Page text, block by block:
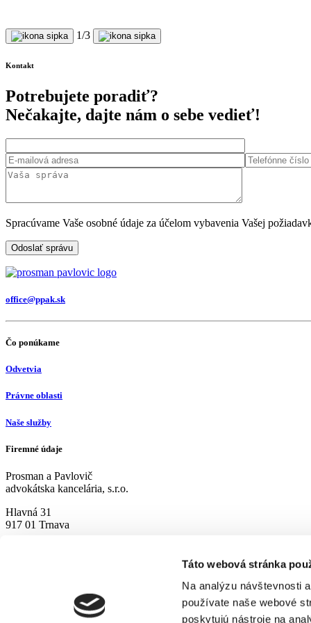
Táto webová stránka
Na analýzu návštevnosti
používate naše webové
poskytujú nástroje na
1/3
Kontakt
Potrebujete poradiť?
Nečakajte, dajte nám o sebe vedieť!
Spracúvame Vaše osobné údaje za účelom vybavenia Vašej
Odoslať správu
office@ppak.sk
Čo ponúkame
Odvetvia
Právne oblasti
Naše služby
Firemné údaje
Prosman a Pavlovič
advokátska kancelária, s.r.o.
Hlavná 31
917 01 Trnava
Semináre